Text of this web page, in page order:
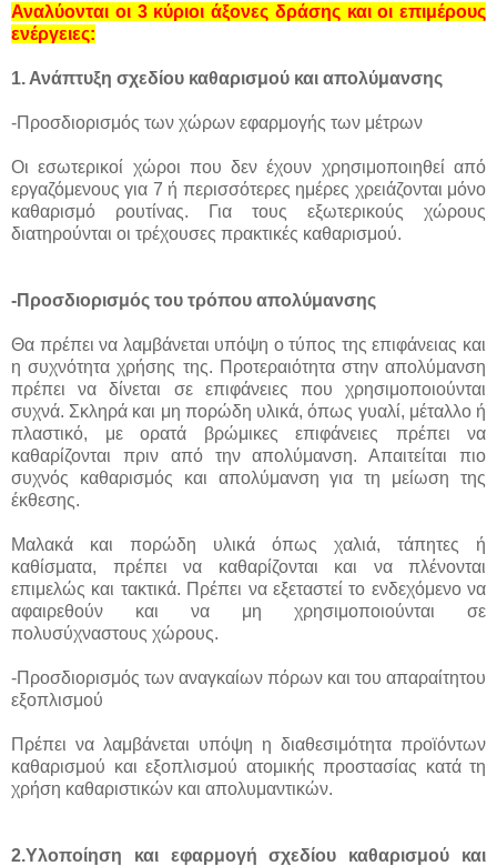
Αναλύονται οι 3 κύριοι άξονες δράσης και οι επιμέρους
ενέργειες:
1. Ανάπτυξη σχεδίου καθαρισμού και απολύμανσης
-Προσδιορισμός των χώρων εφαρμογής των μέτρων
Οι εσωτερικοί χώροι που δεν έχουν χρησιμοποιηθεί από
εργαζόμενους για 7 ή περισσότερες ημέρες χρειάζονται μόνο
καθαρισμό ρουτίνας. Για τους εξωτερικούς χώρους
διατηρούνται οι τρέχουσες πρακτικές καθαρισμού.
-Προσδιορισμός του τρόπου απολύμανσης
Θα πρέπει να λαμβάνεται υπόψη ο τύπος της επιφάνειας και
η συχνότητα χρήσης της. Προτεραιότητα στην απολύμανση
πρέπει να δίνεται σε επιφάνειες που χρησιμοποιούνται
συχνά. Σκληρά και μη πορώδη υλικά, όπως γυαλί, μέταλλο ή
πλαστικό, με ορατά βρώμικες επιφάνειες πρέπει να
καθαρίζονται πριν από την απολύμανση. Απαιτείται πιο
συχνός καθαρισμός και απολύμανση για τη μείωση της
έκθεσης.
Μαλακά και πορώδη υλικά όπως χαλιά, τάπητες ή
καθίσματα, πρέπει να καθαρίζονται και να πλένονται
επιμελώς και τακτικά. Πρέπει να εξεταστεί το ενδεχόμενο να
αφαιρεθούν και να μη χρησιμοποιούνται σε
πολυσύχναστους χώρους.
-Προσδιορισμός των αναγκαίων πόρων και του απαραίτητου
εξοπλισμού
Πρέπει να λαμβάνεται υπόψη η διαθεσιμότητα προϊόντων
καθαρισμού και εξοπλισμού ατομικής προστασίας κατά τη
χρήση καθαριστικών και απολυμαντικών.
2.Υλοποίηση και εφαρμογή σχεδίου καθαρισμού και